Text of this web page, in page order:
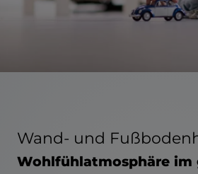
Wand- und
Wohlfühlatmosphäre im